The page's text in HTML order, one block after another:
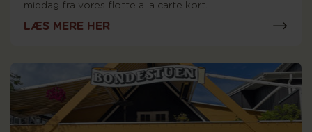
middag fra vores flotte a la carte kort.
LÆS MERE HER